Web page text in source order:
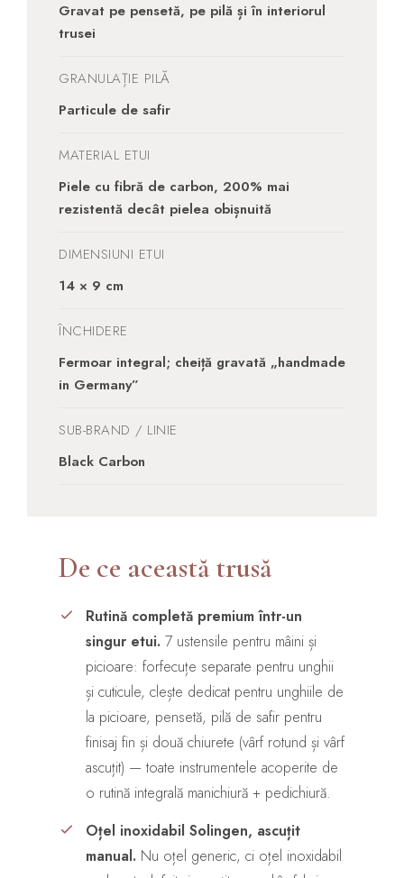
Gravat pe pensetă, pe pilă și în interiorul
trusei
GRANULAȚIE PILĂ
Particule de safir
MATERIAL ETUI
Piele cu fibră de carbon, 200% mai
rezistentă decât pielea obișnuită
DIMENSIUNI ETUI
14 × 9 cm
ÎNCHIDERE
Fermoar integral; cheiță gravată „handmade
in Germany”
SUB-BRAND / LINIE
Black Carbon
De ce această trusă
Rutină completă premium într-un
singur etui. 7 ustensile pentru mâini și
picioare: forfecuțe separate pentru unghii
și cuticule, clește dedicat pentru unghiile de
la picioare, pensetă, pilă de safir pentru
finisaj fin și două chiurete (vârf rotund și vârf
ascuțit) — toate instrumentele acoperite de
o rutină integrală manichiură + pedichiură.
Oțel inoxidabil Solingen, ascuțit
manual. Nu oțel generic, ci oțel inoxidabil